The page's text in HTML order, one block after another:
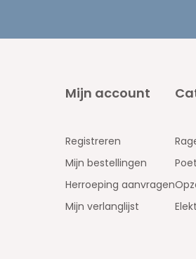
Mijn account
Registreren
Mijn bestellingen
Herroeping aanvragen
Mijn verlanglijst